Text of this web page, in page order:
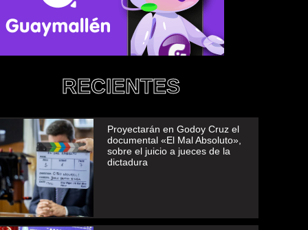
RECIENTES
Proyectarán en Godoy Cruz el
documental «El Mal Absoluto»,
sobre el juicio a jueces de la
dictadura